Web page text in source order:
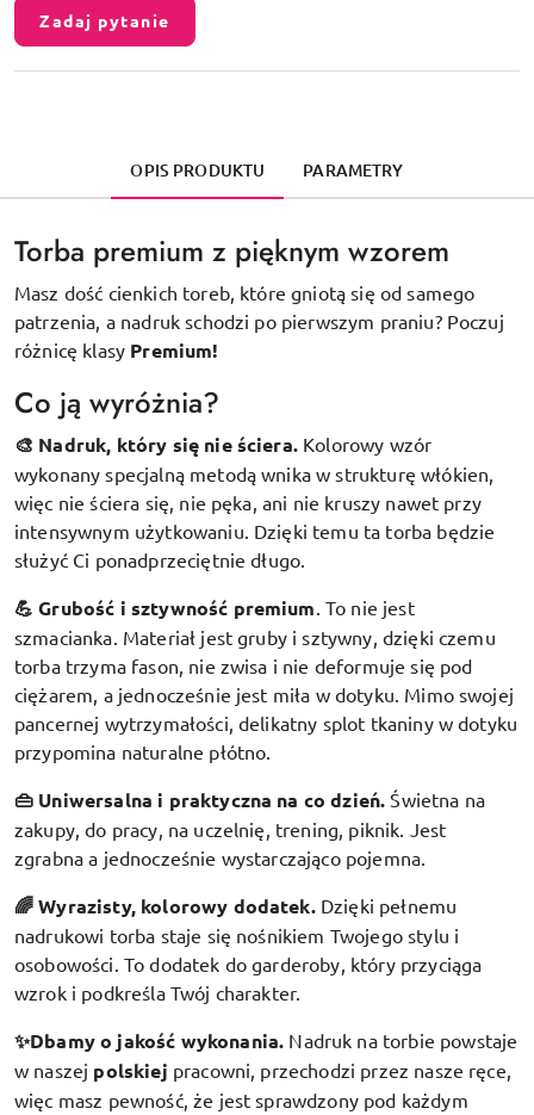
Zadaj pytanie
OPIS PRODUKTU PARAMETRY
Torba premium z pięknym wzorem
Masz dość cienkich toreb, które gniotą się od samego
patrzenia, a nadruk schodzi po pierwszym praniu? Poczuj
różnicę klasy Premium!
Co ją wyróżnia?
🎨 Nadruk, który się nie ściera. Kolorowy wzór
wykonany specjalną metodą wnika w strukturę włókien,
więc nie ściera się, nie pęka, ani nie kruszy nawet przy
intensywnym użytkowaniu. Dzięki temu ta torba będzie
służyć Ci ponadprzeciętnie długo.
💪 Grubość i sztywność premium. To nie jest
szmacianka. Materiał jest gruby i sztywny, dzięki czemu
torba trzyma fason, nie zwisa i nie deformuje się pod
ciężarem, a jednocześnie jest miła w dotyku. Mimo swojej
pancernej wytrzymałości, delikatny splot tkaniny w dotyku
przypomina naturalne płótno.
👜 Uniwersalna i praktyczna na co dzień. Świetna na
zakupy, do pracy, na uczelnię, trening, piknik. Jest
zgrabna a jednocześnie wystarczająco pojemna.
🌈 Wyrazisty, kolorowy dodatek. Dzięki pełnemu
nadrukowi torba staje się nośnikiem Twojego stylu i
osobowości. To dodatek do garderoby, który przyciąga
wzrok i podkreśla Twój charakter.
✨Dbamy o jakość wykonania. Nadruk na torbie powstaje
w naszej polskiej pracowni, przechodzi przez nasze ręce,
więc masz pewność, że jest sprawdzony pod każdym